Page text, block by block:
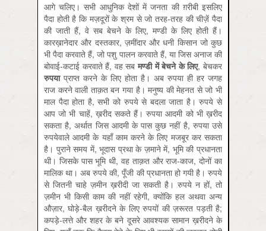
आगे चलिए। सभी आधुनिक देशों में जनता की ग़रीबी इसलिए
पैदा होती है कि मज़दूरों के श्रम से जो तरह-तरह की चीज़ें पैदा
की जाती हैं, वे सब बेचने के लिए, मण्डी के लिए होती हैं।
कारख़ानेदार और दस्तकार, ज़मींदार और धनी किसान जो कुछ
भी पैदा करवाते हैं, जो पशु पालन करवाते हैं, या जिस अनाज की
बोवाई-कटाई करवाते हैं, वह सबमण्डी में बेचने के लिए, बेचकर
रुपयाप्राप्त करने के लिए होता है। अब रुपया ही हर जगह
राज करने वाली ताक़त बन गया है। मनुष्य की मेहनत से जो भी
माल पैदा होता है, सभी को रुपये से बदला जाता है। रुपये से
आप जो भी चाहें, ख़रीद सकते हैं। रुपया आदमी को भी ख़रीद
सकता है, अर्थात जिस आदमी के पास कुछ नहीं है, रुपया उसे
रुपयेवाले आदमी के यहाँ काम करने के लिए मजबूर कर सकता
है। पुराने समय में, भूदास प्रथा के ज़माने में, भूमि की प्रधानता
थी। जिसके पास भूमि थी, वह ताक़त और राज-काज, दोनों का
मालिक था। अब रुपये की, पूँजी की प्रधानता हो गयी है। रुपये
से जितनी चाहे ज़मीन ख़रीदी जा सकती है। रुपये न हों, तो
ज़मीन भी किसी काम की नहीं रहेगी, क्योंकि हल अथवा अन्य
औज़ार, घोड़े-बैल ख़रीदने के लिए रुपयों की ज़रूरत पड़ती है;
कपड़े-लत्ते और शहर के बने दूसरे आवश्यक सामान ख़रीदने के